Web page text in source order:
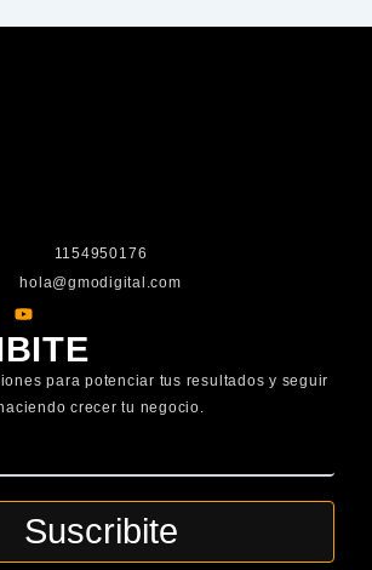
1154950176
hola@gmodigital.com
Y
o
u
t
b
e
para potenciar tus resultados y seguir
crecer tu negocio.